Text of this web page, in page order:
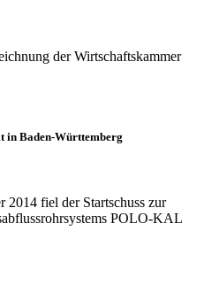
der Wirtschaftskammer
in Baden-Württemberg
2014 fiel der Startschuss zur
POLO-KAL